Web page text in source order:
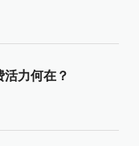
活力何在？